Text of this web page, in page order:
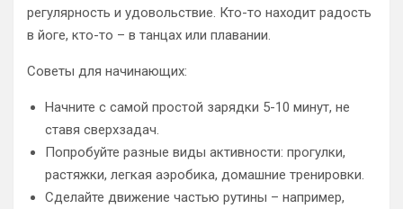
регулярность и удовольствие. Кто-то находит радость
в йоге, кто-то – в танцах или плавании.
Советы для начинающих:
Начните с самой простой зарядки 5-10 минут, не
ставя сверхзадач.
Попробуйте разные виды активности: прогулки,
растяжки, легкая аэробика, домашние тренировки.
Сделайте движение частью рутины – например,